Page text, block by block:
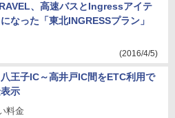
、高速バスとIngressアイテ
なった「東北INGRESSプラン」
(2016/4/5)
王子IC～高井戸IC間をETC利用で
示
料金